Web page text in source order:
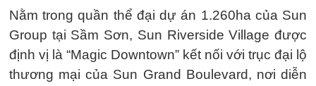
Nằm trong quần thể đại dự án 1.260ha của Sun
Group tại Sầm Sơn, Sun Riverside Village được
định vị là “Magic Downtown” kết nối với trục đại lộ
thương mại của Sun Grand Boulevard, nơi diễn